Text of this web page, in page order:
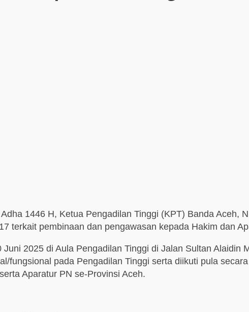
1446 H, Ketua Pengadilan Tinggi (KPT) Banda Aceh,
terkait pembinaan dan pengawasan kepada Hakim dan
2025 di Aula Pengadilan Tinggi di Jalan Sultan Alaidin
fungsional pada Pengadilan Tinggi serta diikuti pula
Aparatur PN se-Provinsi Aceh.